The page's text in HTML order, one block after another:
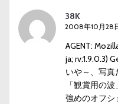
38K
2008年10月28
AGENT:
ja; rv:1.9.0.3)
いや～、写
「観賞用の
強めのオフシ